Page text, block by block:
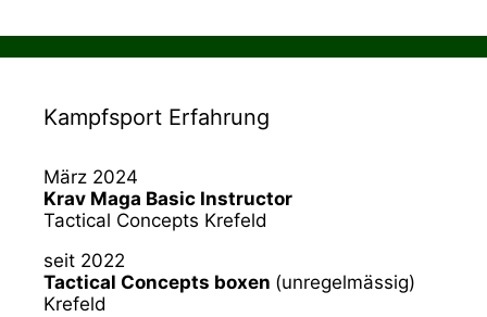
Kampfsport Erfahrung
März 2024
Krav Maga Basic Instructor
Tactical Concepts Krefeld
seit 2022
Tactical Concepts boxen (unregelmässig)
Krefeld